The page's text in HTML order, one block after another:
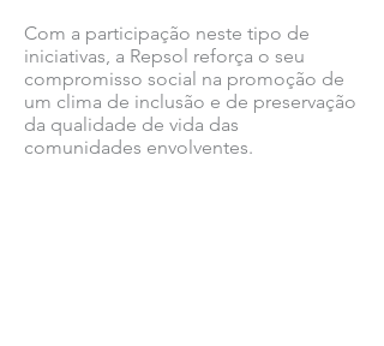
Com a participação neste tipo de
iniciativas, a Repsol reforça o seu
compromisso social na promoção de
um clima de inclusão e de preservação
da qualidade de vida das
comunidades envolventes.